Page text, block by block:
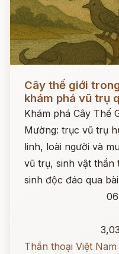
Cây thế giới
khám phá vũ trụ
Khám phá Cây Thế
Mường: trục vũ trụ
linh, loài người và
vũ trụ, sinh vật thần
sinh độc đáo qua
Thần thoại Việt Nam